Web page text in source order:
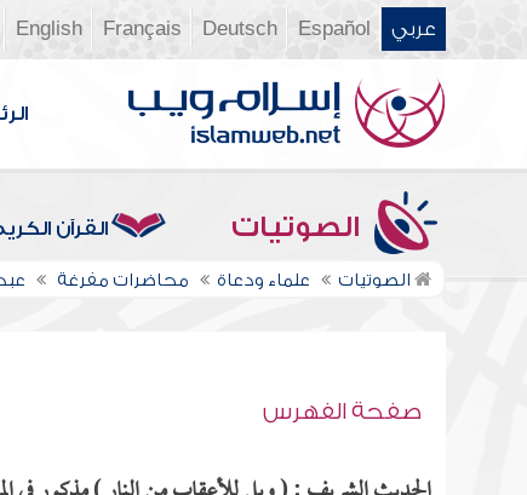
عربي Español
Deutsch
Français
English
الصوتيات القرآن
الصوتيات علماء ودعاة محاضرات مفرغة
صفحة الفهرس